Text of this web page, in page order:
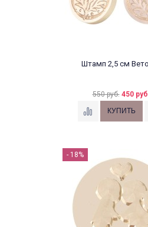
Штамп 2,5 см
550 руб. 450
- 18%